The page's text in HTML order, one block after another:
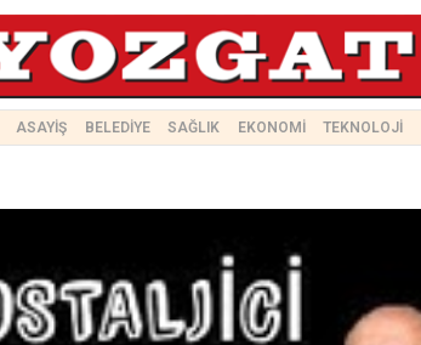
ASAYİŞ BELEDİYE SAĞLIK EKONOMİ TEKNOLOJİ